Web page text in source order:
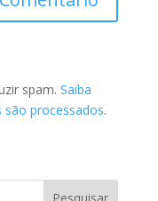
spam. Saiba
processados.